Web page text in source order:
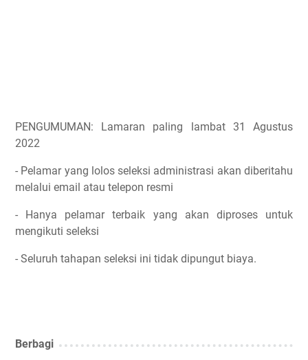
PENGUMUMAN: Lamaran paling lambat 31 Agustus
2022
- Pelamar yang lolos seleksi administrasi akan diberitahu
melalui email atau telepon resmi
- Hanya pelamar terbaik yang akan diproses untuk
mengikuti seleksi
- Seluruh tahapan seleksi ini tidak dipungut biaya.
Berbagi